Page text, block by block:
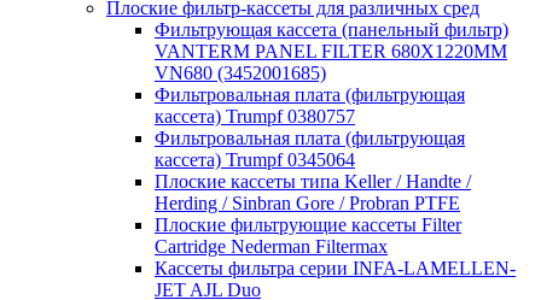
Плоские фильтр-кассеты для различных сред
Фильтрующая кассета (панельный фильтр)
VANTERM PANEL FILTER 680X1220MM
VN680 (3452001685)
Фильтровальная плата (фильтрующая
кассета) Trumpf 0380757
Фильтровальная плата (фильтрующая
кассета) Trumpf 0345064
Плоские кассеты типа Keller / Handte /
Herding / Sinbran Gore / Probran PTFE
Плоские фильтрующие кассеты Filter
Cartridge Nederman Filtermax
Кассеты фильтра серии INFA-LAMELLEN-
JET AJL Duo